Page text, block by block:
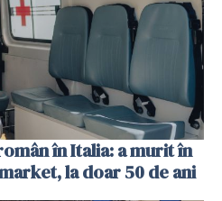
în Italia: a murit în
la doar 50 de ani